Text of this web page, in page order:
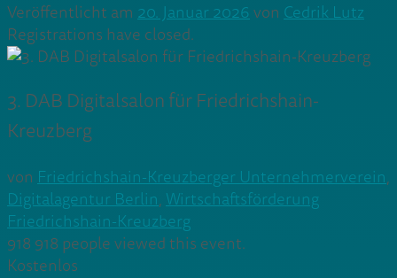
Veröffentlicht am 20. Januar 2026 von Cedrik Lutz
Registrations have closed.
3. DAB Digitalsalon für Friedrichshain-
Kreuzberg
von Friedrichshain-Kreuzberger Unternehmerverein,
Digitalagentur Berlin, Wirtschaftsförderung
Friedrichshain-Kreuzberg
918 918 people viewed this event.
Kostenlos